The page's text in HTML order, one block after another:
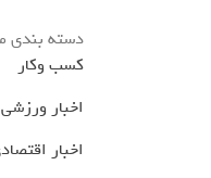
دسته بندی
کسب وکار
اخبار ورزشی
اخبار